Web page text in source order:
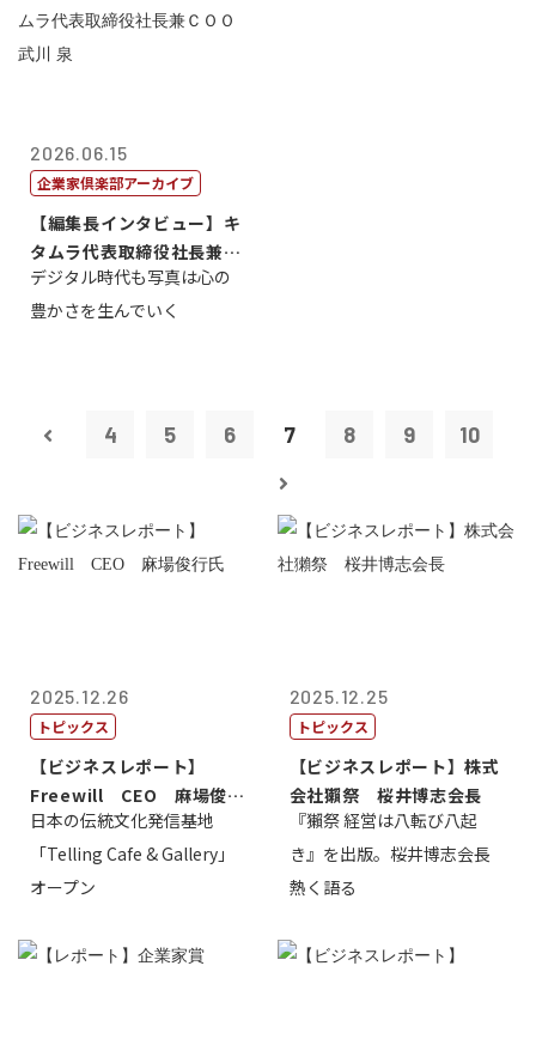
2026.06.15
企業家倶楽部アーカイブ
【編集長インタビュー】キ
タムラ代表取締役社長兼Ｃ
ＯＯ 武川 ...
デジタル時代も写真は心の
豊かさを生んでいく
4 5 6 7 8 9 10
2025.12.26
トピックス
【ビジネスレポート】
Freewill CEO 麻場俊行
氏
日本の伝統文化発信基地
「Telling Cafe & Gallery」
オープン
2025.12.25
トピックス
【ビジネスレポート】株式
会社獺祭 桜井博志会長
『獺祭 経営は八転び八起
き』を出版。桜井博志会長
熱く語る